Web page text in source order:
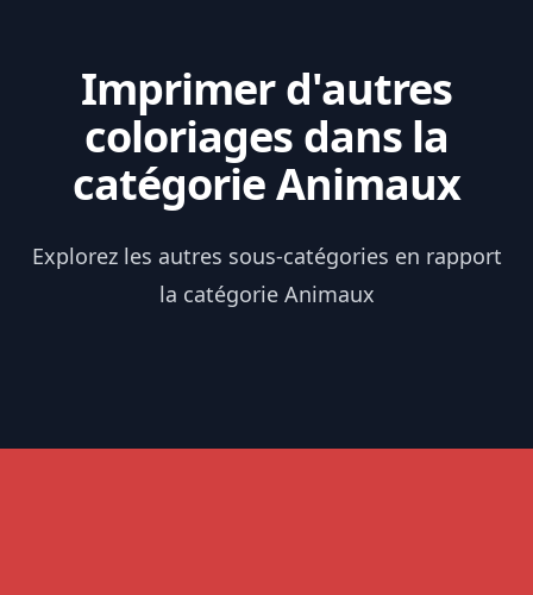
Imprimer d'autres
coloriages dans la
catégorie Animaux
Explorez les autres sous-catégories en rapport
la catégorie Animaux